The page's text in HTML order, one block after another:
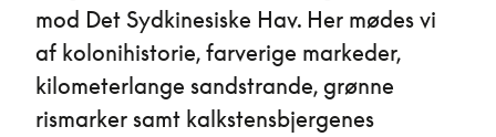
mod Det Sydkinesiske Hav. Her mødes vi
af kolonihistorie, farverige markeder,
kilometerlange sandstrande, grønne
rismarker samt kalkstensbjergenes